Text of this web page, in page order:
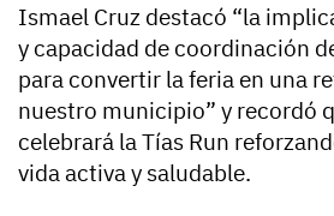
Ismael Cruz destacó “la
y capacidad de coordinación
para convertir la feria en una
nuestro municipio” y recordó
celebrará la Tías Run
vida activa y saludable.